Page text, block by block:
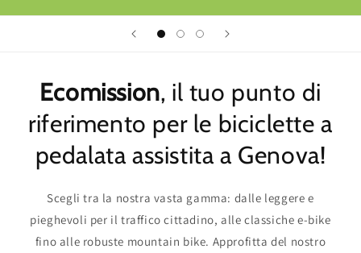
Ecomission, il tuo punto di
riferimento per le biciclette a
pedalata assistita a Genova!
Scegli tra la nostra vasta gamma: dalle leggere e
pieghevoli per il traffico cittadino, alle classiche e-bike
fino alle robuste mountain bike. Approfitta del nostro